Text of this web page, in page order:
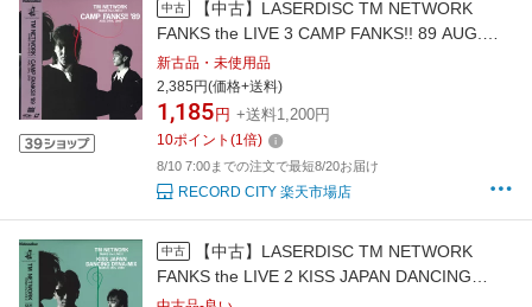
中古
【中古】LASERDISC TM NETWORK
FANKS the LIVE 3 CAMP FANKS!! 89 AUG.
29th, 1989 414H182 EPIC SONY 未開封
/00600
新古品・未使用品
2,385円(価格+送料)
1,185 円 +送料1,200円
10ポイント (1倍)
8/10 7:00までの注文で最短8/20お届け
RECORD CITY 楽天市場店
中古
【中古】LASERDISC TM NETWORK
FANKS the LIVE 2 KISS JAPAN DANCING
DYNA-MIX MARCH 414H181 EPIC SONY